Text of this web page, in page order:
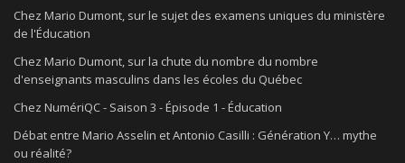
Chez Mario Dumont, sur le sujet des examens uniques du ministère
de l'Éducation
Chez Mario Dumont, sur la chute du nombre du nombre
d'enseignants masculins dans les écoles du Québec
Chez NumériQC - Saison 3 - Épisode 1 - Éducation
Débat entre Mario Asselin et Antonio Casilli : Génération Y… mythe
ou réalité?